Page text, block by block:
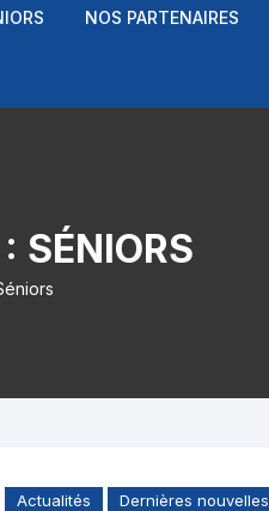
Santé
NOS PARTENAIRES
SÉNIORS
Actualités Dernières nouvelles